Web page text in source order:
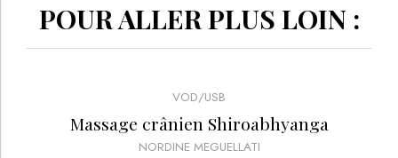
POUR ALLER PLUS LOIN :
VOD/USB
Massage crânien Shiroabhyanga
NORDINE MEGUELLATI